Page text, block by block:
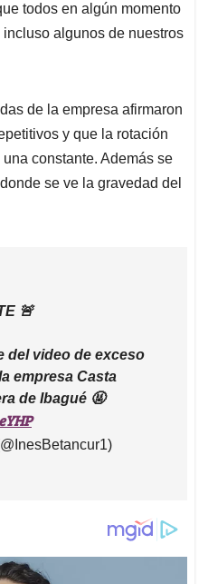
todos en algún momento
algunos de nuestros
de la empresa afirmaron
y que la rotación
constante. Además se
se ve la gravedad del
🚨
del video de exceso
empresa Casta
de Ibagué 🤬